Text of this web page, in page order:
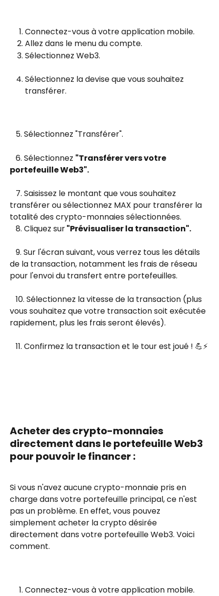
Connectez-vous à votre application mobile.
Allez dans le menu du compte.
Sélectionnez Web3.
Sélectionnez la devise que vous souhaitez
transférer.
   5. Sélectionnez "Transférer".
   6. Sélectionnez
"Transférer vers votre
portefeuille Web3".
transférer ou sélectionnez MAX pour transférer la
totalité des crypto-monnaies sélectionnées.
   8. Cliquez sur
"Prévisualiser la transaction".
de la transaction, notamment les frais de réseau
pour l'envoi du transfert entre portefeuilles.
vous souhaitez que votre transaction soit exécutée
rapidement, plus les frais seront élevés).
   11. Confirmez la transaction et le tour est joué ! 💪⚡
Acheter des crypto-monnaies
directement dans le portefeuille Web3
pour pouvoir le financer :
Si vous n'avez aucune crypto-monnaie pris en
charge dans votre portefeuille principal, ce n'est
pas un problème. En effet, vous pouvez
simplement acheter la crypto désirée
directement dans votre portefeuille Web3. Voici
comment.
Connectez-vous à votre application mobile.